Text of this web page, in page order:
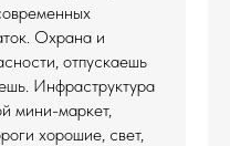
Охрана и
отпускаешь
Инфраструктура
мини-маркет,
хорошие, свет,